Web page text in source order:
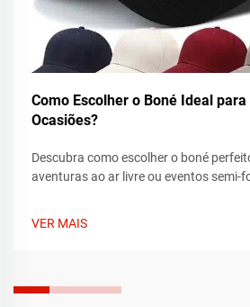
Como Escolher o Boné Ideal
Ocasiões?
Descubra como escolher o boné
aventuras ao ar livre ou eventos semi-
VER MAIS